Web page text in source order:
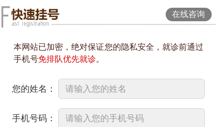
在线咨询
本网站已加密，绝对保证您的隐私安全，就诊前通过
手机号免排队优先就诊。
您的姓名：
手机号码：